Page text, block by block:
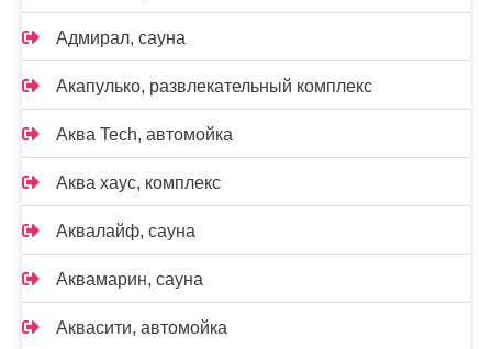
Адмирал, сауна
Акапулько, развлекательный комплекс
Аква Tech, автомойка
Аква хаус, комплекс
Аквалайф, сауна
Аквамарин, сауна
Аквасити, автомойка